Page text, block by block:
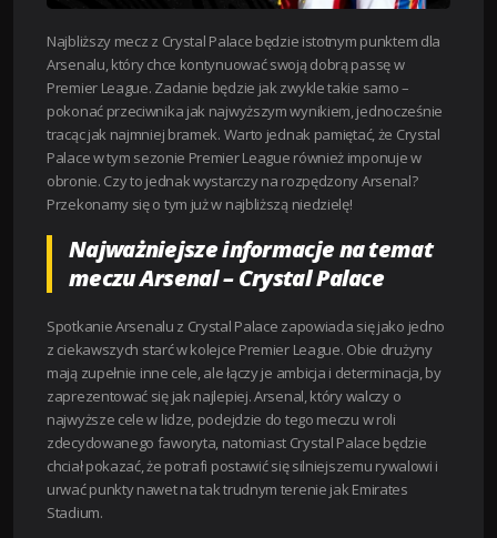
Najbliższy mecz z Crystal Palace będzie istotnym punktem dla
Arsenalu, który chce kontynuować swoją dobrą passę w
Premier League. Zadanie będzie jak zwykle takie samo –
pokonać przeciwnika jak najwyższym wynikiem, jednocześnie
tracąc jak najmniej bramek. Warto jednak pamiętać, że Crystal
Palace w tym sezonie Premier League również imponuje w
obronie. Czy to jednak wystarczy na rozpędzony Arsenal?
Przekonamy się o tym już w najbliższą niedzielę!
Najważniejsze informacje na temat
meczu Arsenal – Crystal Palace
Spotkanie Arsenalu z Crystal Palace zapowiada się jako jedno
z ciekawszych starć w kolejce Premier League. Obie drużyny
mają zupełnie inne cele, ale łączy je ambicja i determinacja, by
zaprezentować się jak najlepiej. Arsenal, który walczy o
najwyższe cele w lidze, podejdzie do tego meczu w roli
zdecydowanego faworyta, natomiast Crystal Palace będzie
chciał pokazać, że potrafi postawić się silniejszemu rywalowi i
urwać punkty nawet na tak trudnym terenie jak Emirates
Stadium.